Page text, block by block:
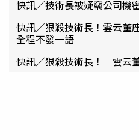
快訊／技術長被疑竊公司
快訊／狠殺技術長！雲云董
全程不發一語
快訊／狠殺技術長！ 雲云